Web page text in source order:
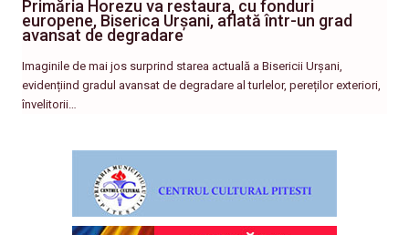
Primăria Horezu va restaura, cu fonduri
europene, Biserica Urșani, aflată într-un grad
avansat de degradare
Imaginile de mai jos surprind starea actuală a Bisericii Urșani,
evidențiind gradul avansat de degradare al turlelor, pereților exteriori,
învelitorii…